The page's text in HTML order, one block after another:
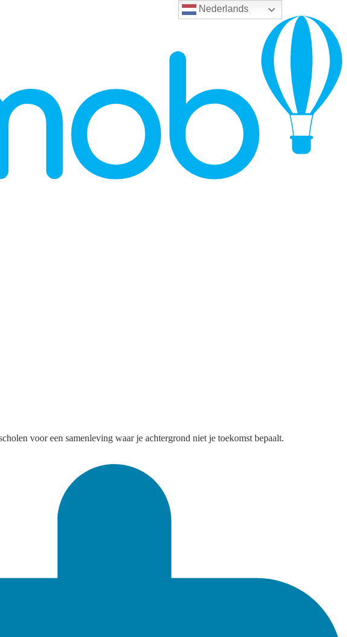
Nederlands
voor een samenleving waar je achtergrond niet je toekomst bepaalt.